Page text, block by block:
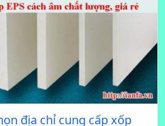
địa chỉ cung cấp xốp